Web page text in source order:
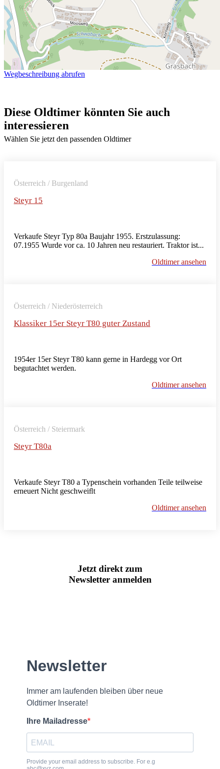
Wegbeschreibung abrufen
Diese Oldtimer könnten Sie auch
interessieren
Wählen Sie jetzt den passenden Oldtimer
Österreich / Burgenland
Steyr 15
Verkaufe Steyr Typ 80a Baujahr 1955. Erstzulassung:
07.1955 Wurde vor ca. 10 Jahren neu restauriert. Traktor ist...
Oldtimer ansehen
Österreich / Niederösterreich
Klassiker 15er Steyr T80 guter Zustand
1954er 15er Steyr T80 kann gerne in Hardegg vor Ort
begutachtet werden.
Oldtimer ansehen
Österreich / Steiermark
Steyr T80a
Verkaufe Steyr T80 a Typenschein vorhanden Teile teilweise
erneuert Nicht geschweiﬂt
Oldtimer ansehen
Jetzt direkt zum
Newsletter anmelden